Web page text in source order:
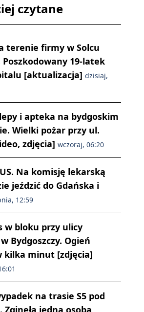
czytane
terenie firmy w Solcu
19-latek
[aktualizacja] dzisiaj,
i apteka na bydgoskim
Wielki pożar przy ul.
zdjęcia] wczoraj, 06:20
Na komisję lekarską
jeździć do Gdańska i
12:59
w bloku przy ulicy
Bydgoszczy. Ogień
kilka minut [zdjęcia]
na trasie S5 pod